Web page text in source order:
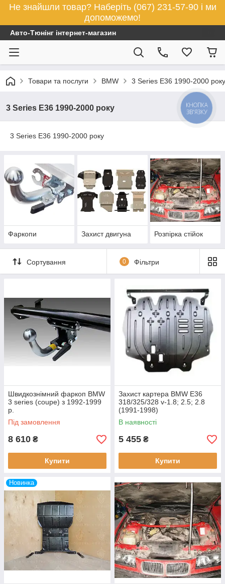
Не знайшли товар? Наберіть (067) 231-57-90 і ми
допоможемо!
Авто-Тюнінг інтернет-магазин
Товари та послуги BMW 3 Series E36 1990-2000 року
3 Series E36 1990-2000 року
3 Series E36 1990-2000 року
Фаркопи Захист двигуна Розпірка стійок
Сортування 0 Фільтри
Швидкознімний фаркоп BMW
3 series (coupe) з 1992-1999
р.
Під замовлення
8 610 ₴
Купити
Захист картера BMW E36
318/325/328 v-1.8; 2.5; 2.8
(1991-1998)
В наявності
5 455 ₴
Купити
Новинка
КНОПКА
ЗВ'ЯЗКУ